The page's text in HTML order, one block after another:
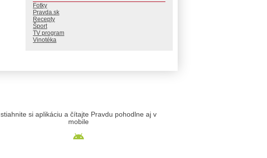
Fotky
Pravda.sk
Recepty
Šport
TV program
Vinotéka
stiahnite si aplikáciu a čítajte Pravdu pohodlne aj v
mobile